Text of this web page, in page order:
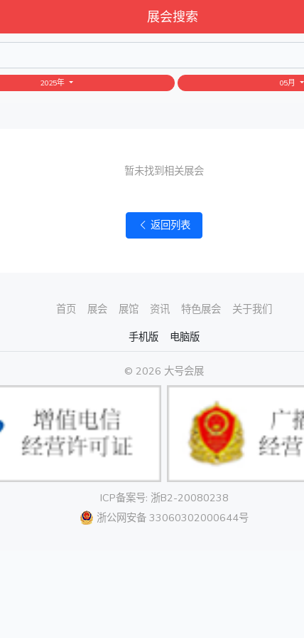
展会搜索
2025年 05月
暂未找到相关展会
返回列表
首页 展会 展馆 资讯 特色展会
关于我们
手机版
电脑版
© 2026 大号会展
ICP备案号: 浙B2-20080238
浙公网安备 33060302000644号